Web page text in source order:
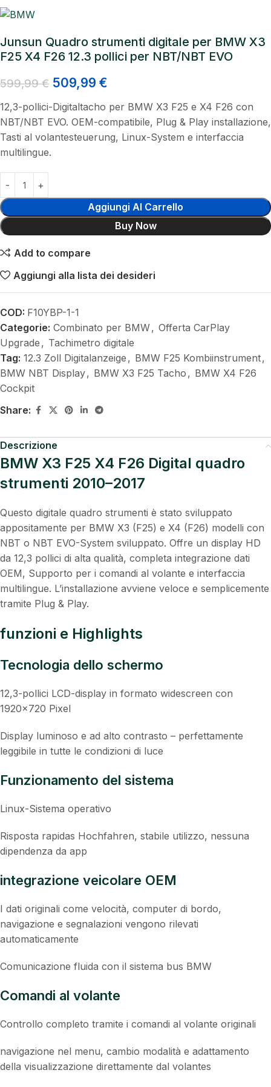
Junsun Quadro strumenti digitale per BMW X3
F25 X4 F26 12.3 pollici per NBT/NBT EVO
599,99€ 509,99 €
12,3-pollici-Digitaltacho per BMW X3 F25 e X4 F26 con
NBT/NBT EVO. OEM-compatibile, Plug & Play installazione,
Tasti al volantesteuerung, Linux-System e interfaccia
multilingue.
Aggiungi Al Carrello
Buy Now
Add to compare
Aggiungi alla lista dei desideri
COD: F10YBP-1-1
Categorie: Combinato per BMW, Offerta CarPlay
Upgrade , Tachimetro digitale
Tag: 12.3 Zoll Digitalanzeige , BMW F25 Kombiinstrument,
BMW NBT Display, BMW X3 F25 Tacho , BMW X4 F26
Cockpit
Share:
Descrizione
BMW X3 F25 X4 F26 Digital quadro
strumenti 2010–2017
Questo digitale quadro strumenti è stato sviluppato
appositamente per BMW X3 (F25) e X4 (F26) modelli con
NBT o NBT EVO-System sviluppato. Offre un display HD
da 12,3 pollici di alta qualità, completa integrazione dati
OEM, Supporto per i comandi al volante e interfaccia
multilingue. L’installazione avviene veloce e semplicemente
tramite Plug & Play.
funzioni e Highlights
Tecnologia dello schermo
12,3-pollici LCD-display in formato widescreen con
1920×720 Pixel
Display luminoso e ad alto contrasto – perfettamente
leggibile in tutte le condizioni di luce
Funzionamento del sistema
Linux-Sistema operativo
Risposta rapidas Hochfahren, stabile utilizzo, nessuna
dipendenza da app
integrazione veicolare OEM
I dati originali come velocità, computer di bordo,
navigazione e segnalazioni vengono rilevati
automaticamente
Comunicazione fluida con il sistema bus BMW
Comandi al volante
Controllo completo tramite i comandi al volante originali
navigazione nel menu, cambio modalità e adattamento
della visualizzazione direttamente dal volantes